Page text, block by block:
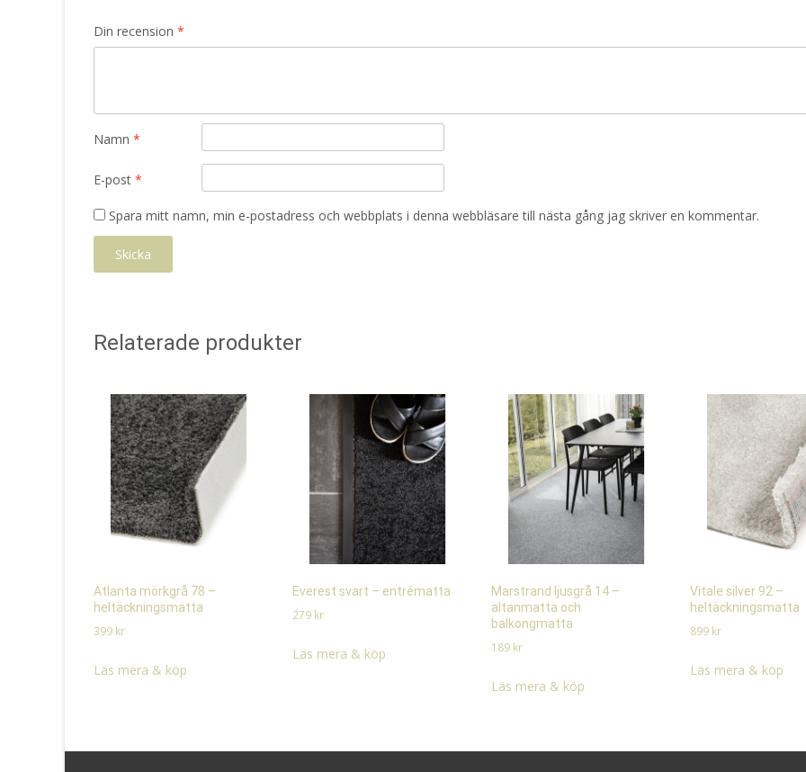
Din recension *
Namn *
E-post *
Spara mitt namn, min e-postadress och webbplats i denna webbläsare till nästa gång jag skriver en kommentar.
Relaterade produkter
Atlanta mörkgrå 78 –
heltäckningsmatta
399 kr
Läs mera & köp
Everest svart – entrématta
279 kr
Läs mera & köp
Marstrand ljusgrå 14 –
altanmatta och
balkongmatta
189 kr
Läs mera & köp
Vitale silver 92 –
heltäckningsmatta
899 kr
Läs mera & köp